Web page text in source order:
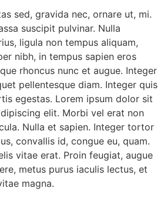
sed, gravida nec, ornare ut, mi.
suscipit pulvinar. Nulla
ligula non tempus aliquam,
nibh, in tempus sapien eros
rhoncus nunc et augue. Integer
pellentesque diam. Integer quis
egestas. Lorem ipsum dolor sit
elit. Morbi vel erat non
Nulla et sapien. Integer tortor
convallis id, congue eu, quam.
vitae erat. Proin feugiat, augue
metus purus iaculis lectus, et
magna.